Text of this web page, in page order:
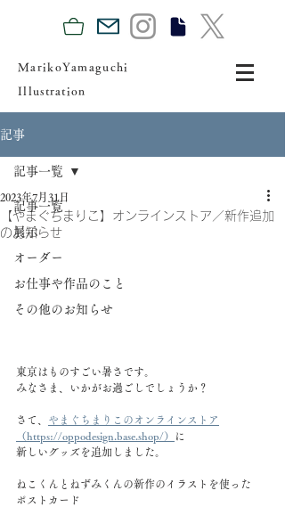
MarikoYamaguchi
Illustration
記事
記事一覧
展示
オーダー
お仕事や作品のこと
その他のお知らせ
記事一覧
【やまぐちまりこ】オンラインストア／新作追加
のお知らせ
2023年7月31日
東京はものすごい暑さです。
みなさま、いかがお過ごしでしょうか？
さて、 やまぐちまりこのオンラインストア
（https://oppodesign.base.shop/）
に
新しいグッズを追加しました。
ねこくんとねずみくんの新作のイラストを使った
ポストカード